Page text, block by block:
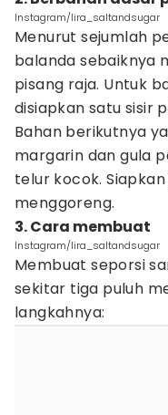
Instagram/lira_saltandsugar
Menurut sejumlah
balanda sebaiknya
pisang raja. Untuk
disiapkan satu sisir
Bahan berikutnya
margarin dan gula
telur kocok.
menggoreng.
3. Cara membuat
Instagram/lira_saltandsugar
Membuat seporsi
sekitar tiga puluh
langkahnya: